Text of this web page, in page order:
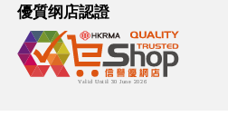
優質纲店認證